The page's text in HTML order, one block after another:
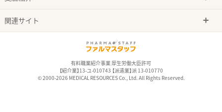
関連サイト
有料職業紹介事業 厚生労働大臣許可
【紹介業】13-ユ-010743 【派遣業】派 13-010770
© 2000-2026 MEDICAL RESOURCES Co., Ltd. All Rights Reserved.